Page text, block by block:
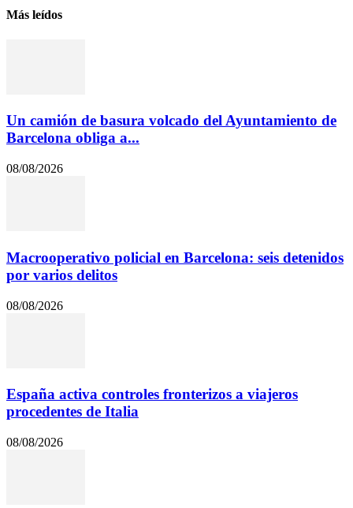
Más leídos
Un camión de basura volcado del Ayuntamiento de
Barcelona obliga a...
08/08/2026
Macrooperativo policial en Barcelona: seis detenidos
por varios delitos
08/08/2026
España activa controles fronterizos a viajeros
procedentes de Italia
08/08/2026